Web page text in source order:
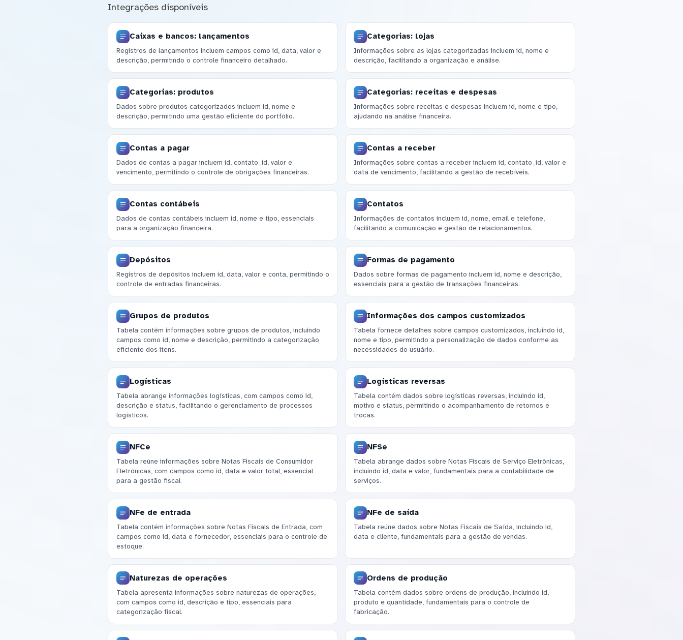
Integrações disponíveis
Caixas e bancos: lançamentos
Registros de lançamentos incluem campos como id, data, valor e
descrição, permitindo o controle financeiro detalhado.
Categorias: lojas
Informações sobre as lojas categorizadas incluem id, nome e
descrição, facilitando a organização e análise.
Categorias: produtos
Dados sobre produtos categorizados incluem id, nome e
descrição, permitindo uma gestão eficiente do portfólio.
Categorias: receitas e despesas
Informações sobre receitas e despesas incluem id, nome e tipo,
ajudando na análise financeira.
Contas a pagar
Dados de contas a pagar incluem id, contato_id, valor e
vencimento, permitindo o controle de obrigações financeiras.
Contas a receber
Informações sobre contas a receber incluem id, contato_id, valor e
data de vencimento, facilitando a gestão de recebíveis.
Contas contábeis
Dados de contas contábeis incluem id, nome e tipo, essenciais
para a organização financeira.
Contatos
Informações de contatos incluem id, nome, email e telefone,
facilitando a comunicação e gestão de relacionamentos.
Depósitos
Registros de depósitos incluem id, data, valor e conta, permitindo o
controle de entradas financeiras.
Formas de pagamento
Dados sobre formas de pagamento incluem id, nome e descrição,
essenciais para a gestão de transações financeiras.
Grupos de produtos
Tabela contém informações sobre grupos de produtos, incluindo
campos como id, nome e descrição, permitindo a categorização
eficiente dos itens.
Informações dos campos customizados
Tabela fornece detalhes sobre campos customizados, incluindo id,
nome e tipo, permitindo a personalização de dados conforme as
necessidades do usuário.
Logísticas
Tabela abrange informações logísticas, com campos como id,
descrição e status, facilitando o gerenciamento de processos
logísticos.
Logísticas reversas
Tabela contém dados sobre logísticas reversas, incluindo id,
motivo e status, permitindo o acompanhamento de retornos e
trocas.
NFCe
Tabela reúne informações sobre Notas Fiscais de Consumidor
Eletrônicas, com campos como id, data e valor total, essencial
para a gestão fiscal.
NFSe
Tabela abrange dados sobre Notas Fiscais de Serviço Eletrônicas,
incluindo id, data e valor, fundamentais para a contabilidade de
serviços.
NFe de entrada
Tabela contém informações sobre Notas Fiscais de Entrada, com
campos como id, data e fornecedor, essenciais para o controle de
estoque.
NFe de saída
Tabela reúne dados sobre Notas Fiscais de Saída, incluindo id,
data e cliente, fundamentais para a gestão de vendas.
Naturezas de operações
Tabela apresenta informações sobre naturezas de operações,
com campos como id, descrição e tipo, essenciais para
categorização fiscal.
Ordens de produção
Tabela contém dados sobre ordens de produção, incluindo id,
produto e quantidade, fundamentais para o controle de
fabricação.